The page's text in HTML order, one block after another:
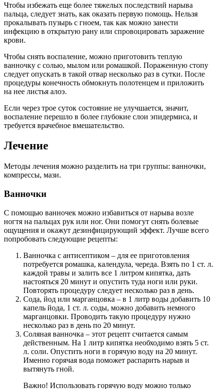
Чтобы избежать еще более тяжелых последствий нарыва
пальца, следует знать, как оказать первую помощь. Нельзя
прокалывать пузырь с гноем, так как можно занести
инфекцию в открытую рану или спровоцировать заражение
крови.
Чтобы снять воспаление, можно приготовить теплую
ванночку с солью, мылом или ромашкой. Пораженную стопу
следует опускать в такой отвар несколько раз в сутки. После
процедуры конечность обмокнуть полотенцем и приложить
на нее листья алоэ.
Если через трое суток состояние не улучшается, значит,
воспаление перешло в более глубокие слои эпидермиса, и
требуется врачебное вмешательство.
Лечение
Методы лечения можно разделить на три группы: ванночки,
компрессы, мази.
Ванночки
С помощью ванночек можно избавиться от нарыва возле
ногтя на пальцах рук или ног. Они помогут снять болевые
ощущения и окажут дезинфицирующий эффект. Лучше всего
попробовать следующие рецепты:
Ванночка с антисептиком – для ее приготовления
потребуется ромашка, календула, череда. Взять по 1 ст. л.
каждой травы и залить все 1 литром кипятка, дать
настояться 20 минут и опустить туда ноги или руки.
Повторять процедуру следует несколько раз в день.
Сода, йод или марганцовка – в 1 литр воды добавить 10
капель йода, 1 ст. л. соды, можно добавить немного
марганцовки. Проводить такую процедуру нужно
несколько раз в день по 20 минут.
Соляная ванночка – этот рецепт считается самым
действенным. На 1 литр кипятка необходимо взять 5 ст.
л. соли. Опустить ноги в горячую воду на 20 минут.
Именно горячая вода поможет распарить нарыв и
вытянуть гной.
Важно! Использовать горячую воду можно только